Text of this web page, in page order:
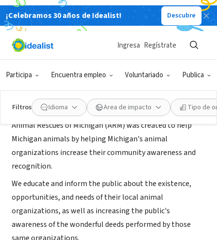
¡Celebramos 30 años de Idealist! Descubre
Participa Encuentra empleo Voluntariado Publica
Ingresa Regístrate
Filtros Idioma Área de impacto Tipo de
ORGANIZACIÓN SIN FIN DE LUCRO
Animal Rescues of Michigan
Acerca de
Animal Rescues of Michigan (ARM) was created to help
Michigan animals by helping Michigan's animal
organizations increase their community awareness and
recognition.
We educate and inform the public about the existence,
opportunities, and needs of their local animal
organizations, as well as increasing the public's
awareness of the wonderful deeds performed by those